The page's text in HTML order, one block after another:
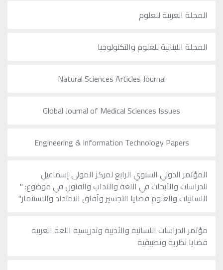
المجلة العربية للعلوم
المجلة اللبنانية للعلوم والتكنولوجيا
Natural Sciences Articles Journal
Global Journal of Medical Sciences Issues
Engineering & Information Technology Papers
المؤتمر الدولي السنوي الرابع لمركز المولى إسماعيل
للدراسات والأبحاث في اللغة والآداب والفنون في موضوع: "
اللسانيات والعلوم قضايا التجسير وآفاق الامتداد والاستثمار"
مؤتمر الدراسات اللسانية والأدبية وتدريسية اللغة العربية
قضايا نظرية وتطبيقية